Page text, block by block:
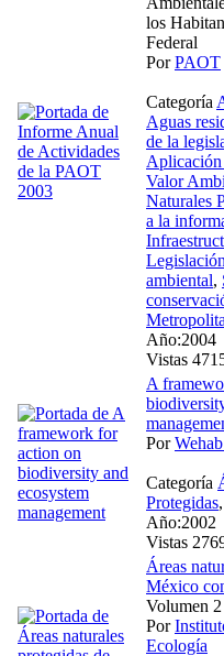
los
Federal
PorPAOT
Categoría
Aguas
de la
Aplicación
Valor
Naturales
a la
Legislación
ambiental,
Año:2004
Vistas
A
Por
Categoría
Protegidas,
Año:2002
Vistas
Áreas
México
Volumen 2
Por
Ecología